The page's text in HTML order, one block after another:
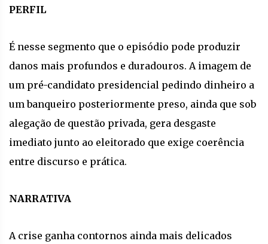
PERFIL
É nesse segmento que o episódio pode produzir
danos mais profundos e duradouros. A imagem de
um pré-candidato presidencial pedindo dinheiro a
um banqueiro posteriormente preso, ainda que sob
alegação de questão privada, gera desgaste
imediato junto ao eleitorado que exige coerência
entre discurso e prática.
NARRATIVA
A crise ganha contornos ainda mais delicados